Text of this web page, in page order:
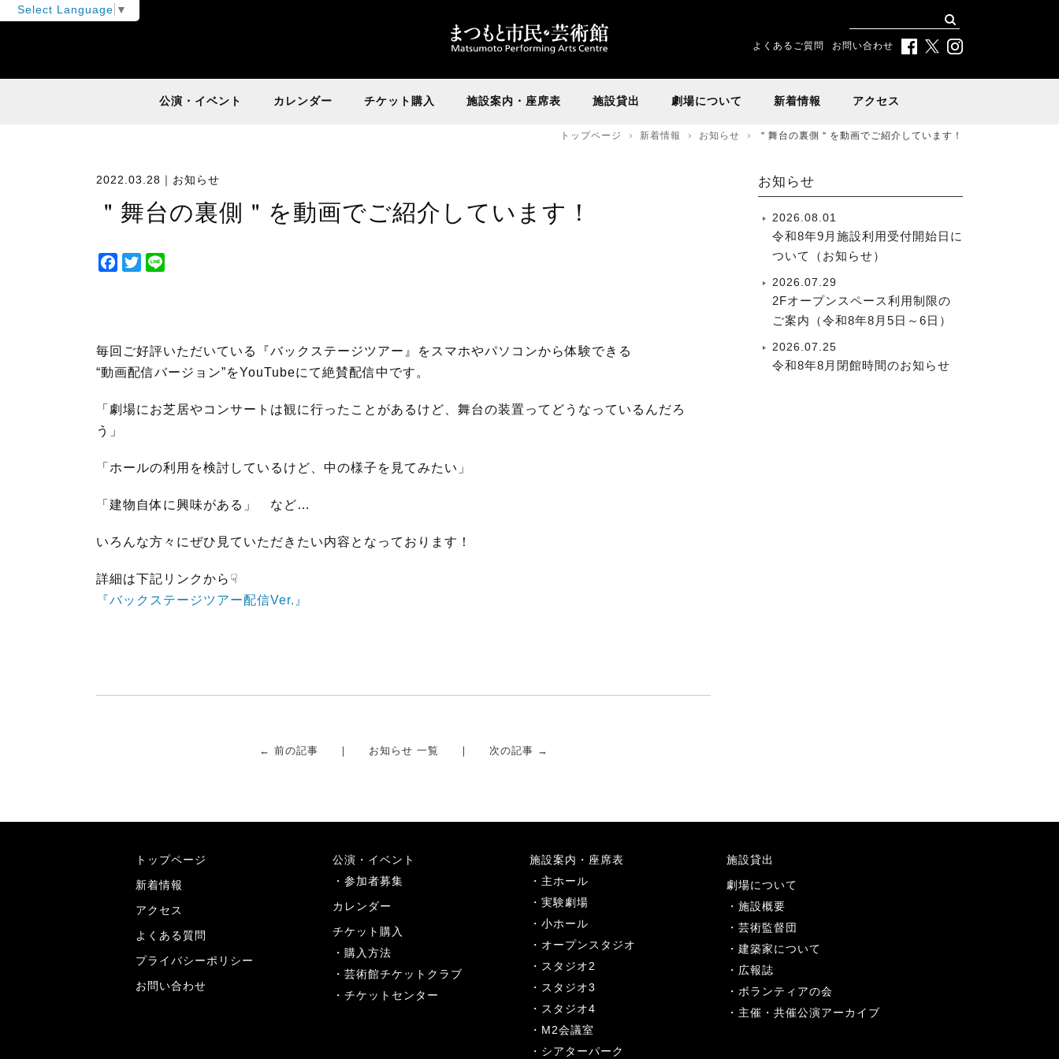
Select Language ▼
よくあるご質問 お問い合わせ
公演・イベント カレンダー チケット購入 施設案内・座席表 施設貸出 劇場について 新着情報 アクセス
トップページ 新着情報 お知らせ ＂舞台の裏側＂を動画でご紹介しています！
2022.03.28｜ お知らせ
＂舞台の裏側＂を動画でご紹介しています！
F
o
o
T
e
r
毎回ご好評いただいている『バックステージツアー』をスマホやパソコンから体験できる
“動画配信バージョン”をYouTubeにて絶賛配信中です。
「劇場にお芝居やコンサートは観に行ったことがあるけど、舞台の装置ってどうなっているんだろ
う」
「ホールの利用を検討しているけど、中の様子を見てみたい」
「建物自体に興味がある」 など…
いろんな方々にぜひ見ていただきたい内容となっております！
詳細は下記リンクから☟
『バックステージツアー配信Ver.』
← 前の記事 お知らせ 一覧 次の記事 →
お知らせ
2026.08.01
令和8年9月施設利用受付開始日に
ついて（お知らせ）
2026.07.29
2Fオープンスペース利用制限の
ご案内（令和8年8月5日～6日）
2026.07.25
令和8年8月閉館時間のお知らせ
トップページ
新着情報
アクセス
よくある質問
プライバシーポリシー
お問い合わせ
公演・イベント
参加者募集
カレンダー
チケット購入
購入方法
芸術館チケットクラブ
チケットセンター
施設案内・座席表
主ホール
実験劇場
小ホール
オープンスタジオ
スタジオ2
スタジオ3
スタジオ4
M2会議室
シアターパーク
施設貸出
劇場について
施設概要
芸術監督団
建築家について
広報誌
ボランティアの会
主催・共催公演アーカイブ